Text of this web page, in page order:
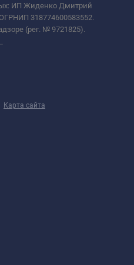
ИП Жиденко Дмитрий
318774600583552.
(рег. № 9721825).
Карта сайта